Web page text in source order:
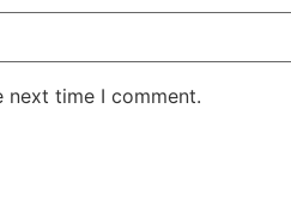
next time I comment.